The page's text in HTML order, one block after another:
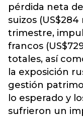
pérdida neta
suizos
trimestre,
francos
totales, así
la exposición
gestión
lo esperado y
sufrieron un